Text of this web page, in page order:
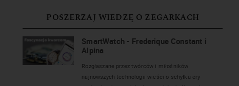
POSZERZAJ WIEDZĘ O ZEGARKACH
SmartWatch - Frederique Constant i
Alpina
Rozgłaszane przez twórców i miłośników
najnowszych technologii wieści o schyłku ery